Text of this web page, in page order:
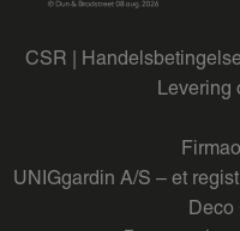
CSR |
Levering
UNIGgardin A/S – et
Deco